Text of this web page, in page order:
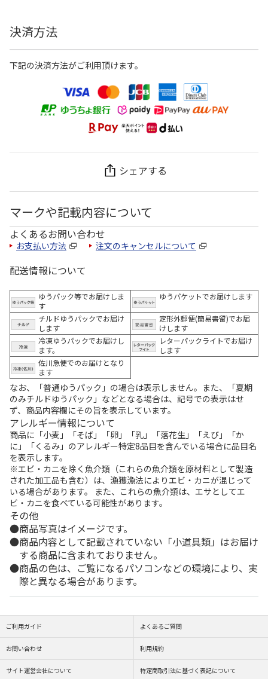
決済方法
下記の決済方法がご利用頂けます。
シェアする
マークや記載内容について
よくあるお問い合わせ
お支払い方法 注文のキャンセルについて
配送情報について
ゆうパック等でお届けしま
す
ゆうパケットでお届けします
チルドゆうパックでお届け
します
定形外郵便(簡易書留)でお届
けします
冷凍ゆうパックでお届けし
ます。
レターパックライトでお届け
します
佐川急便でのお届けとなり
ます
なお、「普通ゆうパック」の場合は表示しません。また、「夏期
のみチルドゆうパック」などとなる場合は、記号での表示はせ
ず、商品内容欄にその旨を表示しています。
アレルギー情報について
商品に「小麦」「そば」「卵」「乳」「落花生」「えび」「か
に」「くるみ」のアレルギー特定8品目を含んでいる場合に品目名
を表示します。
※エビ・カニを除く魚介類（これらの魚介類を原材料として製造
された加工品も含む）は、漁獲漁法によりエビ・カニが混じって
いる場合があります。 また、これらの魚介類は、エサとしてエ
ビ・カニを食べている可能性があります。
その他
商品写真はイメージです。
商品内容として記載されていない「小道具類」はお届け
する商品に含まれておりません。
商品の色は、ご覧になるパソコンなどの環境により、実
際と異なる場合があります。
ご利用ガイド よくあるご質問
お問い合わせ 利用規約
サイト運営会社について 特定商取引法に基づく表記について